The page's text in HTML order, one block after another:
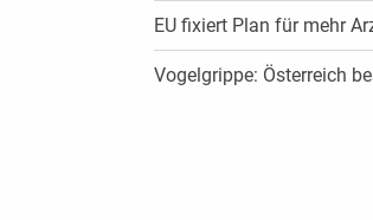
EU fixiert Plan für mehr
Vogelgrippe: Österreich